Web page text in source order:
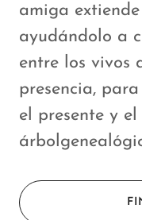
amiga
ayudándolo a
entre los vivos
presencia,
el presente y